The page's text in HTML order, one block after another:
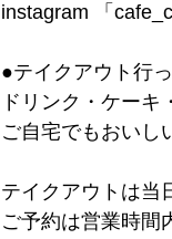
instagram 「
●テイクアウト行っ
ドリンク・ケーキ
ご自宅でもおいし
テイクアウトは当
ご予約は営業時間